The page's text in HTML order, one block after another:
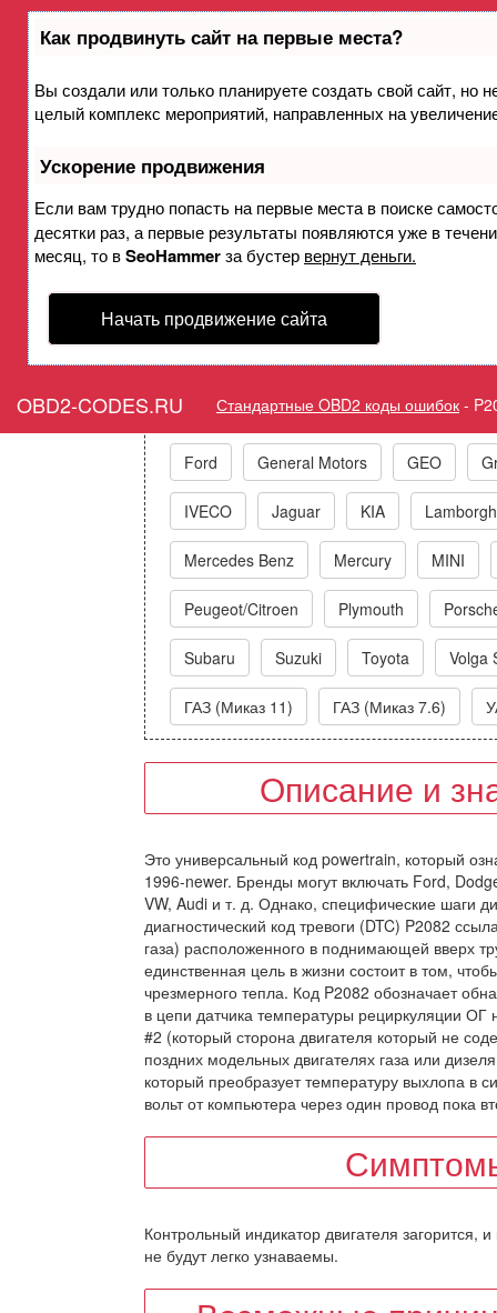
Как продвинуть сайт на первые места?
Вы создали или только планируете создать свой сайт, но
целый комплекс мероприятий, направленных на
Ускорение продвижения
Если вам трудно попасть на первые места в поиске
десятки раз, а первые результаты появляются уже в
месяц, то вSeoHammerза бустер вернут деньги.
Начать продвижение сайта
OBD2-CODES.RU Стандартные OBD2 коды ошибок -
Ошибка P2082 Датчик
2 -
Горит ошибка Check
Коды ошибок
Acura Alfa Romeo Audi/VW/
Ford General Motors GEO
IVECO Jaguar KIA
Mercedes Benz Mercury MINI
Peugeot/Citroen Plymouth
Subaru Suzuki Toyota Volga
ГАЗ (Миказ 11) ГАЗ (Миказ 7.6)
Описание и
Это универсальный код powertrain, который
1996-newer. Бренды могут включать Ford,
VW, Audi и т. д. Однако, специфические шаги
диагностический код тревоги (DTC) P2082
газа) расположенного в поднимающей вверх
единственная цель в жизни состоит в том,
чрезмерного тепла. Код P2082 обозначает
в цепи датчика температуры рециркуляции ОГ
#2 (который сторона двигателя который не
поздних модельных двигателях газа или
который преобразует температуру выхлопа в
вольт от компьютера через один провод пока
Контрольный индикатор двигателя загорится,
не будут легко узнаваемы.